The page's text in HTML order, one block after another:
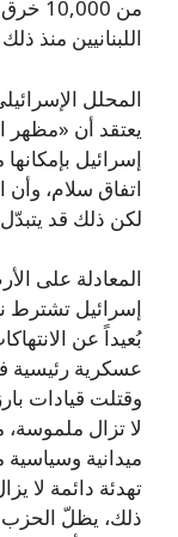
من
اللبنانيين منذ
المحلل
يعتقد أن «مظهر
إسرائيل
اتفاق سلام،
لكن ذلك قد
المعادلة على
إسرائيل تشترط
بُعيداً عن
عسكرية رئيسية
وقتلت قيادات
لا تزال ملموسة،
ميدانية
تهدئة دائمة لا
ذلك، يظلّ الحزب